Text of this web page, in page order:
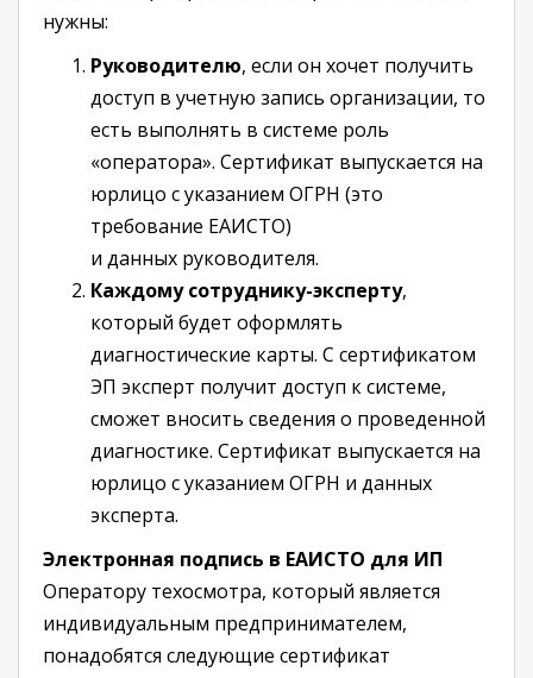
нужны:
Руководителю, если он хочет получить
доступ в учетную запись организации, то
есть выполнять в системе роль
«оператора». Сертификат выпускается на
юрлицо с указанием ОГРН (это
требование ЕАИСТО)
и данных руководителя.
Каждому сотруднику-эксперту,
который будет оформлять
диагностические карты. С сертификатом
ЭП эксперт получит доступ к системе,
сможет вносить сведения о проведенной
диагностике. Сертификат выпускается на
юрлицо с указанием ОГРН и данных
эксперта.
Электронная подпись в ЕАИСТО для ИП
Оператору техосмотра, который является
индивидуальным предпринимателем,
понадобятся следующие сертификат